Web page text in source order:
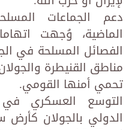
دعم الجماعات
الماضية، وُجهت
الفصائل المسلحة في
مناطق القنيطرة
تحمي أمنها القومي.
التوسع العسكري في
الدولي بالجولان كأرض